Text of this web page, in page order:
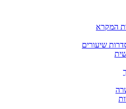
המקרא
שיעורים